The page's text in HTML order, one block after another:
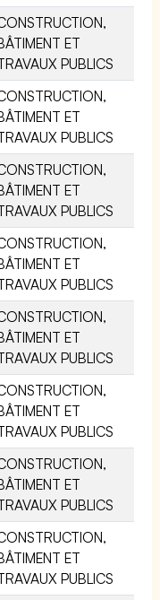
ET
PUBLICS
ET
PUBLICS
ET
PUBLICS
ET
PUBLICS
ET
PUBLICS
ET
PUBLICS
ET
PUBLICS
ET
PUBLICS